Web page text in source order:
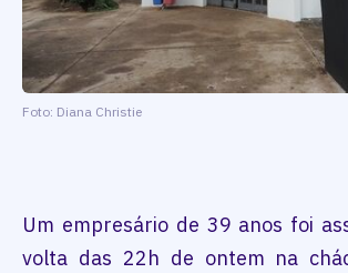
Foto: Diana Christie
Um empresário de 39 anos foi
volta das 22h de ontem na